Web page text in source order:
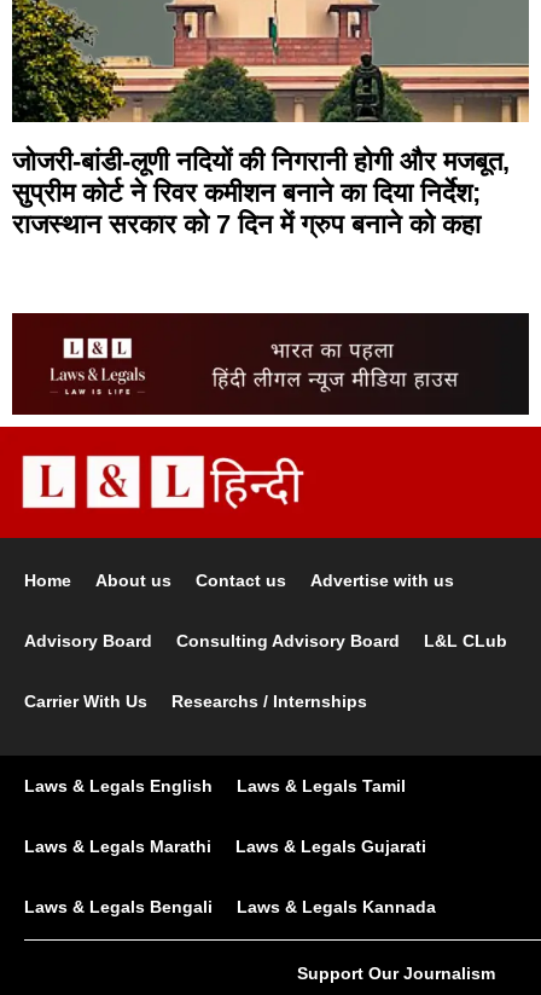
जोजरी-बांडी-लूणी नदियों की निगरानी होगी और मजबूत,
सुप्रीम कोर्ट ने रिवर कमीशन बनाने का दिया निर्देश;
राजस्थान सरकार को 7 दिन में ग्रुप बनाने को कहा
Home About us Contact us Advertise with us
Advisory Board Consulting Advisory Board L&L CLub
Carrier With Us Researchs / Internships
Laws & Legals English Laws & Legals Tamil
Laws & Legals Marathi Laws & Legals Gujarati
Laws & Legals Bengali Laws & Legals Kannada
Support Our Journalism